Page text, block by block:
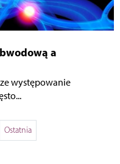
a
występowanie
Ostatnia